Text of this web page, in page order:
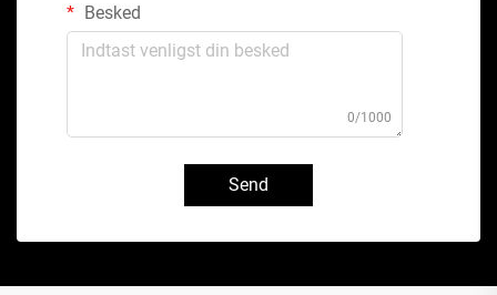
Besked
0/1000
Send